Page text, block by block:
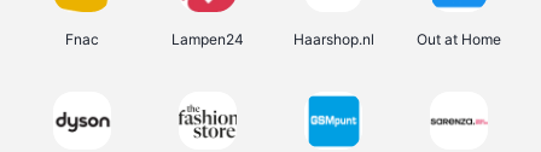
Fnac Lampen24 Haarshop.nl Out at Home